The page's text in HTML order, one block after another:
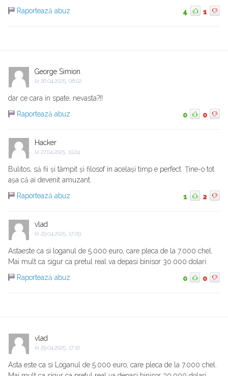
Raportează abuz
4 1
George Simion
la 26.04.2025, 08:02
dar ce cara in spate, nevasta?!!
Raportează abuz
0 0
Hacker
la 27.04.2025, 19:24
Bulitos, să fii și tâmpit și filosof în același timp e perfect. Ține-o tot
așa că ai devenit amuzant.
Raportează abuz
1 2
vlad
la 29.04.2025, 17:09
Astaeste ca si loganul de 5.000 euro, care pleca de la 7.000 chel.
Mai mult ca sigur ca pretul real va depasi binisor 30.000 dolari.
Raportează abuz
0 0
vlad
la 29.04.2025, 17:10
Asta este ca si Loganul de 5.000 euro, care pleca de la 7.000 chel.